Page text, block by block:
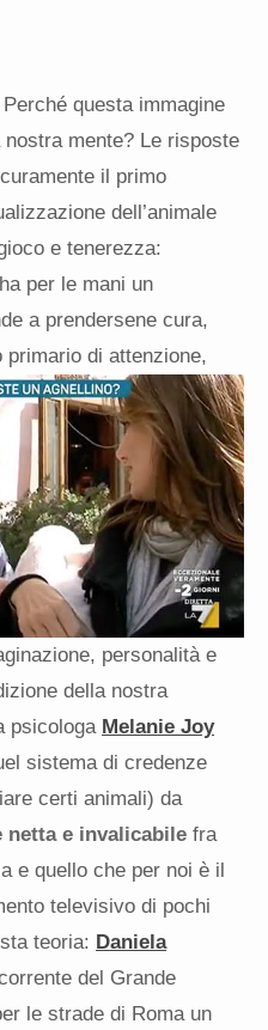
questa immagine
nostra mente? Le risposte
il primo
dell’animale
e tenerezza:
per le mani un
a prendersene cura,
primario di attenzione,
personalità e
della nostra
psicologa Melanie Joy
sistema di credenze
certi animali) da
netta e invalicabile fra
e quello che per noi è il
televisivo di pochi
teoria: Daniela
del Grande
le strade di Roma un